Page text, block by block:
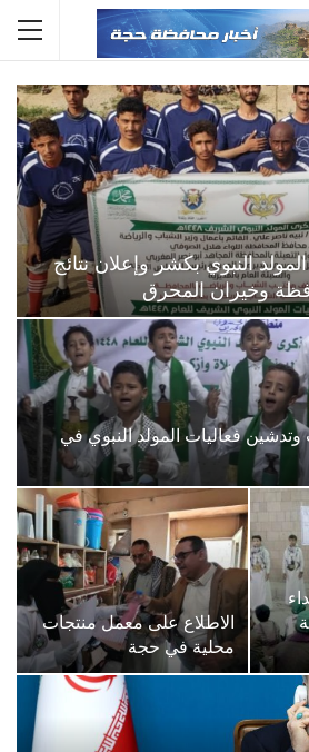
النبوي بكشر وإعلان نتائج
وخيران المحرق
فعاليات المولد النبوي في
الاطلاع على معمل منتجات
محلية في حجة